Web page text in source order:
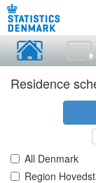
Residence
All Denmark
Region